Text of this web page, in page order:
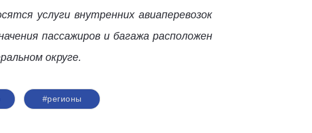
услуги внутренних авиаперевозок
пассажиров и багажа расположен
округе.
#регионы